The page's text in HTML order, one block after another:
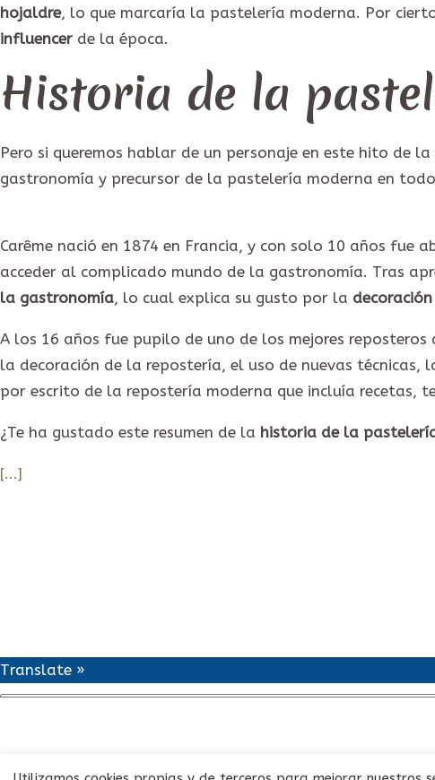
hojaldre, lo que marcaría la pastelería moderna. Por
influencer de la época.
Historia de la
Pero si queremos hablar de un personaje en este hito de
gastronomía y precursor de la pastelería moderna en
Carême nació en 1874 en Francia, y con solo 10 años
acceder al complicado mundo de la gastronomía. Tras
la gastronomía, lo cual explica su gusto por la
A los 16 años fue pupilo de uno de los mejores reposteros
la decoración de la repostería, el uso de nuevas técnicas,
por escrito de la repostería moderna que incluía recetas,
¿Te ha gustado este resumen de la historia de la
[...]
Translate »